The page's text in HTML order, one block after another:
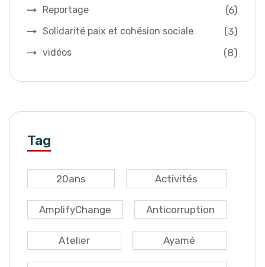
Reportage (6)
Solidarité paix et cohésion sociale (3)
vidéos (8)
Tag
20ans Activités
AmplifyChange Anticorruption
Atelier Ayamé